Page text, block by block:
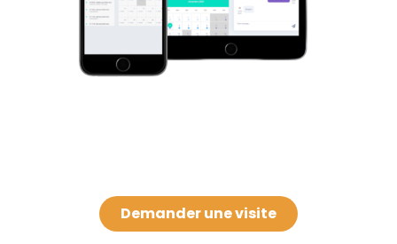
Demander une visite